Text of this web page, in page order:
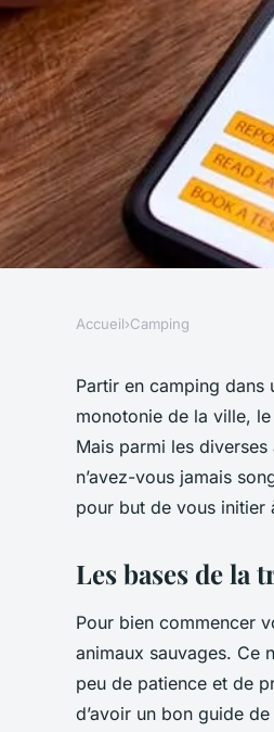
sauvages
Accueil›Camping
Partir en camping dans
monotonie de la ville, le
Mais parmi les diverses
n’avez-vous jamais
pour but de vous initier
Les bases de la
Pour bien commencer
animaux sauvages. Ce
peu de patience et de
d’avoir un bon guide de